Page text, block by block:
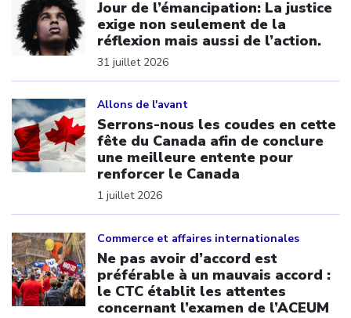
Jour de l’émancipation: La justice
exige non seulement de la
réflexion mais aussi de l’action.
31 juillet 2026
Allons de l'avant
Serrons-nous les coudes en cette
fête du Canada afin de conclure
une meilleure entente pour
renforcer le Canada
1 juillet 2026
Commerce et affaires internationales
Ne pas avoir d’accord est
préférable à un mauvais accord :
le CTC établit les attentes
concernant l’examen de l’ACEUM